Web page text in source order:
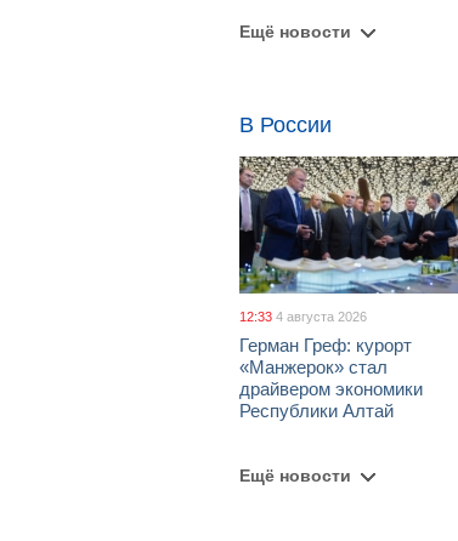
Ещё новости
В России
12:33 4 августа 2026
Герман Греф: курорт
«Манжерок» стал
драйвером экономики
Республики Алтай
Ещё новости